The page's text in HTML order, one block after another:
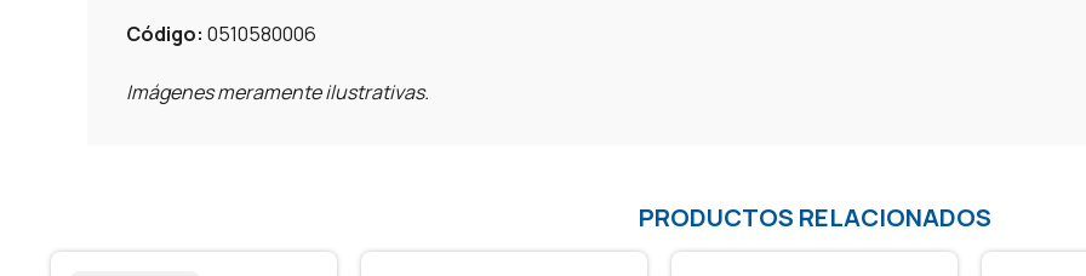
Código: 0510580006
Imágenes meramente ilustrativas.
PRODUCTOS RELACIONADOS